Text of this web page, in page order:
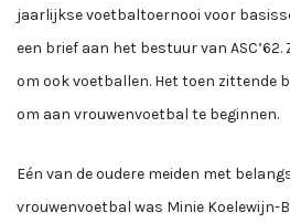
jaarlijkse voetbaltoernooi voor
een brief aan het bestuur van
om ook voetballen. Het toen zittende
om aan vrouwenvoetbal te beginnen.
Eén van de oudere meiden met
vrouwenvoetbal was Minie Koelewijn-